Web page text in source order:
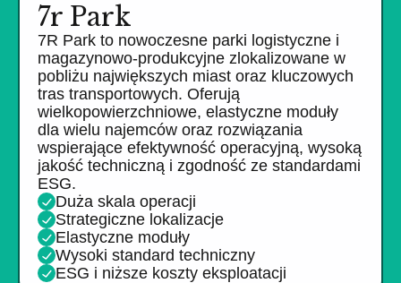
7r Park
7R Park to nowoczesne parki logistyczne i
magazynowo-produkcyjne zlokalizowane w
pobliżu największych miast oraz kluczowych
tras transportowych. Oferują
wielkopowierzchniowe, elastyczne moduły
dla wielu najemców oraz rozwiązania
wspierające efektywność operacyjną, wysoką
jakość techniczną i zgodność ze standardami
ESG.
Duża skala operacji
Strategiczne lokalizacje
Elastyczne moduły
Wysoki standard techniczny
ESG i niższe koszty eksploatacji